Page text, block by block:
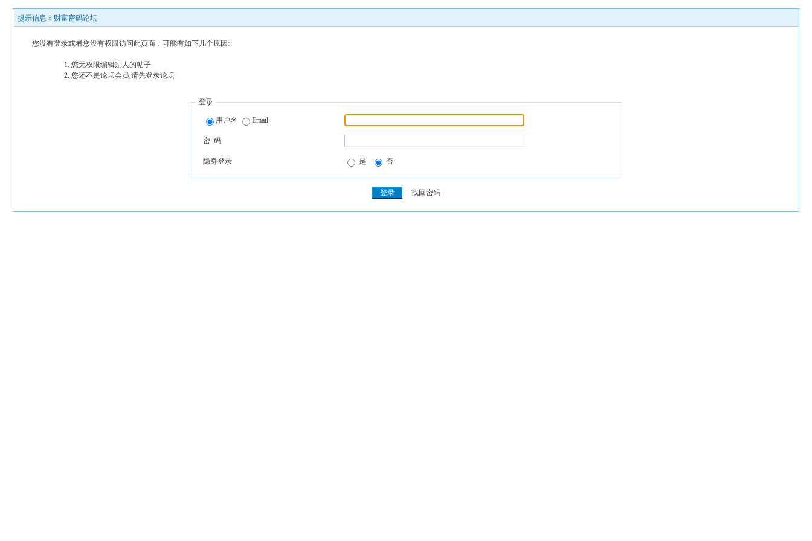
提示信息 » 财富密码论坛
您没有登录或者您没有权限访问此页面，可能有如下几个原因:
您无权限编辑别人的帖子
您还不是论坛会员,请先登录论坛
登录
用户名 Email
密 码
隐身登录 是 否
找回密码